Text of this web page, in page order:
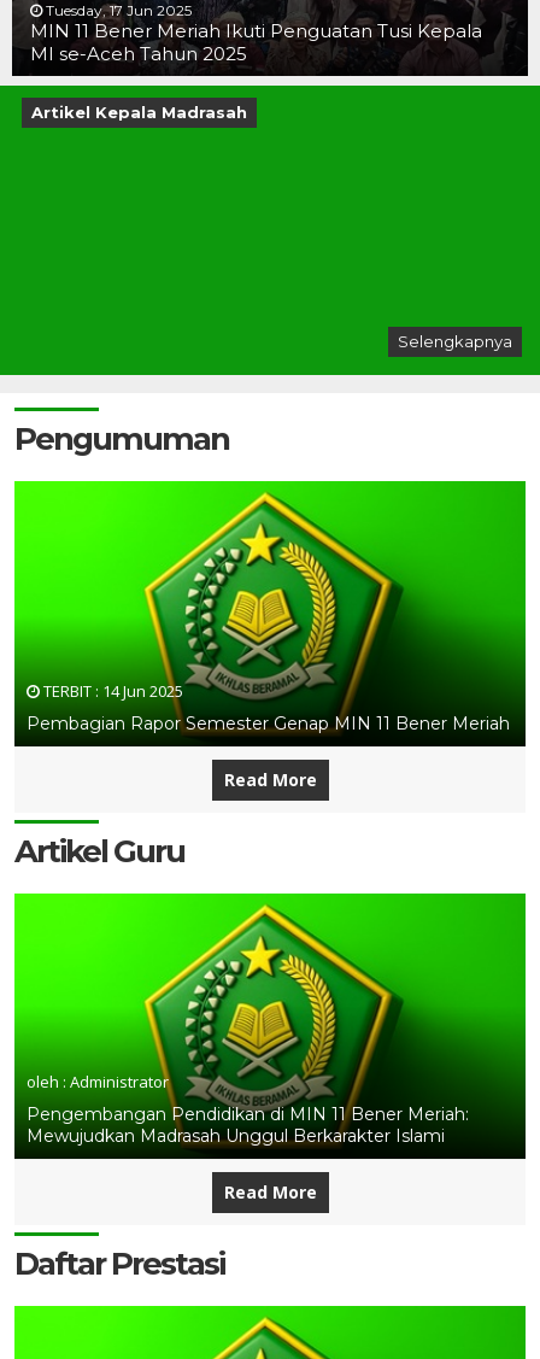
Tuesday, 17 Jun 2025
MIN 11 Bener Meriah Ikuti Penguatan Tusi Kepala
MI se-Aceh Tahun 2025
Artikel Kepala Madrasah
Selengkapnya
Pengumuman
TERBIT : 14 Jun 2025
Pembagian Rapor Semester Genap MIN 11 Bener Meriah
Read More
Artikel Guru
oleh : Administrator
Pengembangan Pendidikan di MIN 11 Bener Meriah:
Mewujudkan Madrasah Unggul Berkarakter Islami
Read More
Daftar Prestasi